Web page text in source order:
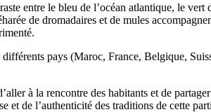
entre le bleu de l’océan atlantique, le
de dromadaires et de mules
pays (Maroc, France, Belgique,
à la rencontre des habitants et de
et de l’authenticité des traditions de cette